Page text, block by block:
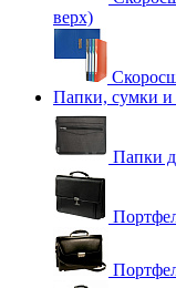
верх)
Папки, сумки и
Папки